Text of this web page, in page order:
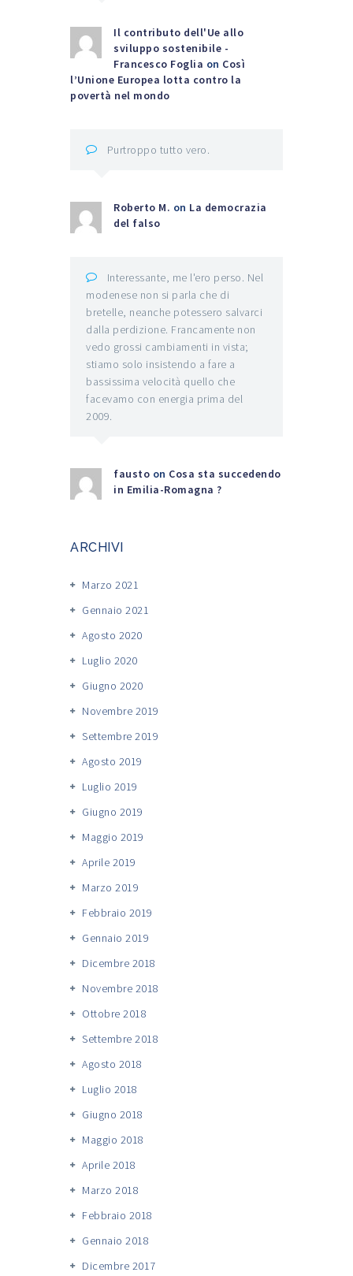
Il contributo dell'Ue allo
sviluppo sostenibile -
Francesco Foglia on Così
l’Unione Europea lotta contro la
povertà nel mondo
Purtroppo tutto vero.
Roberto M. on La democrazia
del falso
Interessante, me l'ero perso. Nel
modenese non si parla che di
bretelle, neanche potessero salvarci
dalla perdizione. Francamente non
vedo grossi cambiamenti in vista;
stiamo solo insistendo a fare a
bassissima velocità quello che
facevamo con energia prima del
2009.
fausto on Cosa sta succedendo
in Emilia-Romagna ?
ARCHIVI
Marzo 2021
Gennaio 2021
Agosto 2020
Luglio 2020
Giugno 2020
Novembre 2019
Settembre 2019
Agosto 2019
Luglio 2019
Giugno 2019
Maggio 2019
Aprile 2019
Marzo 2019
Febbraio 2019
Gennaio 2019
Dicembre 2018
Novembre 2018
Ottobre 2018
Settembre 2018
Agosto 2018
Luglio 2018
Giugno 2018
Maggio 2018
Aprile 2018
Marzo 2018
Febbraio 2018
Gennaio 2018
Dicembre 2017